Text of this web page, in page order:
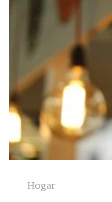
Hogar